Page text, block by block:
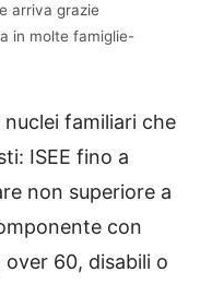
arriva grazie
in molte famiglie-
familiari che
ISEE fino a
non superiore a
con
60, disabili o